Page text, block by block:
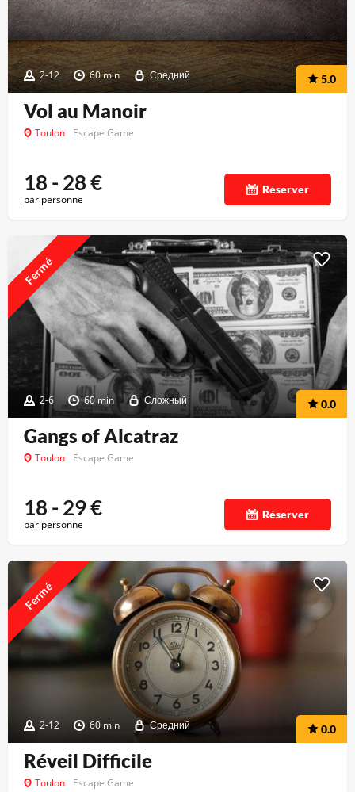
2-12 60 min Средний 5.0
Vol au Manoir
Toulon Escape Game
18 - 28€
par personne
Réserver
2-6 60 min Сложный 0.0
Fermé
Gangs of Alcatraz
Toulon Escape Game
18 - 29€
par personne
Réserver
2-12 60 min Средний 0.0
Fermé
Réveil Difficile
Toulon Escape Game